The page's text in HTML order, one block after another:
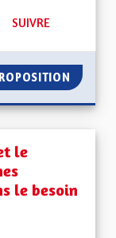
49 ABONNÉS
SUIVRE
le
le besoin